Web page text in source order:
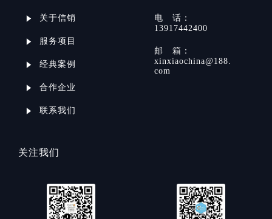
关于信销
服务项目
经典案例
合作企业
联系我们
电
话：
13917442400
邮
箱：
xinxiaochina@188.
com
关注我们